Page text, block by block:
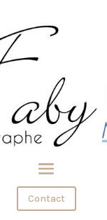
Contact